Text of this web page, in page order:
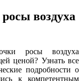
воздуха
росы воздуха
ценой? Узнать все
подробности о
к компетентным